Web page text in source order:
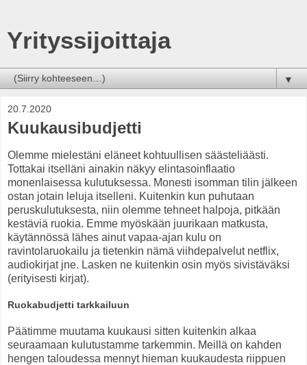
Yrityssijoittaja
▼
20.7.2020
Kuukausibudjetti
Olemme mielestäni eläneet kohtuullisen säästeliäästi.
Tottakai itselläni ainakin näkyy elintasoinflaatio
monenlaisessa kulutuksessa. Monesti isomman tilin jälkeen
ostan jotain leluja itselleni. Kuitenkin kun puhutaan
peruskulutuksesta, niin olemme tehneet halpoja, pitkään
kestäviä ruokia. Emme myöskään juurikaan matkusta,
käytännössä lähes ainut vapaa-ajan kulu on
ravintolaruokailu ja tietenkin nämä viihdepalvelut netflix,
audiokirjat jne. Lasken ne kuitenkin osin myös sivistäväksi
(erityisesti kirjat).
Ruokabudjetti tarkkailuun
Päätimme muutama kuukausi sitten kuitenkin alkaa
seuraamaan kulutustamme tarkemmin. Meillä on kahden
hengen taloudessa mennyt hieman kuukaudesta riippuen